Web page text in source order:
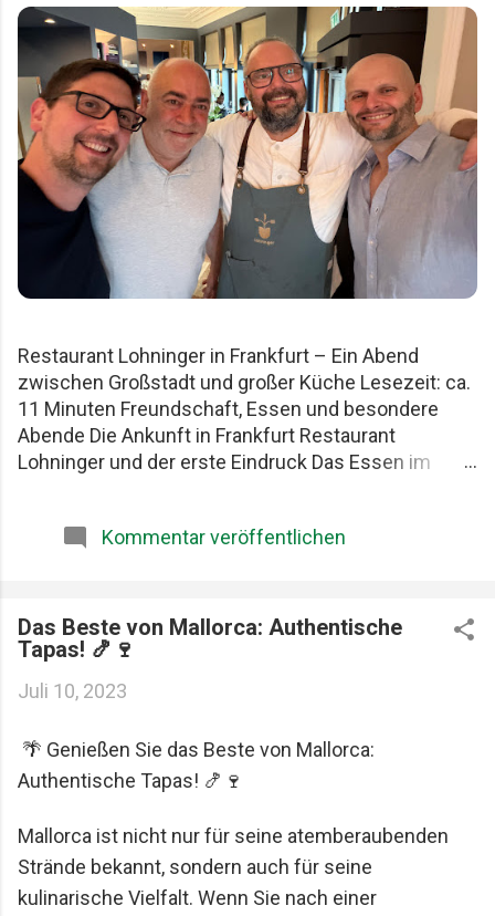
Restaurant Lohninger in Frankfurt – Ein Abend
zwischen Großstadt und großer Küche Lesezeit: ca.
11 Minuten Freundschaft, Essen und besondere
Abende Die Ankunft in Frankfurt Restaurant
Lohninger und der erste Eindruck Das Essen im
Restaurant Lohninger Fazit Das Restaurant
begann schon früher. Am Karlsruher Hauptbahnhof.
Mit drei Männern, die Essen ernst nehmen, aber sich
seit Jahren dieselbe Schwäche: gute Restaurants,
länger im Kopf bleiben als jede Rechnung. Felix, Ich ,
Mario Lohninger und Patrick: Best Friends
achten darauf, dass unsere gemeinsamen
Restaurantbesuche etwas Besonderes bleiben.
Keine beliebigen Reservierungen ...
Kommentar veröffentlichen
Das Beste von Mallorca: Authentische
Tapas! 🍤🍷
Juli 10, 2023
🌴 Genießen Sie das Beste von Mallorca:
Authentische Tapas! 🍤🍷
Mallorca ist nicht nur für seine atemberaubenden
Strände bekannt, sondern auch für seine
kulinarische Vielfalt. Wenn Sie nach einer